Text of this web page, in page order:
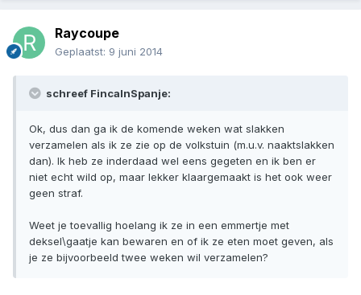
Raycoupe
Geplaatst: 9 juni 2014
schreef FincaInSpanje:
Ok, dus dan ga ik de komende weken wat slakken
verzamelen als ik ze zie op de volkstuin (m.u.v. naaktslakken
dan). Ik heb ze inderdaad wel eens gegeten en ik ben er
niet echt wild op, maar lekker klaargemaakt is het ook weer
geen straf.
Weet je toevallig hoelang ik ze in een emmertje met
deksel\gaatje kan bewaren en of ik ze eten moet geven, als
je ze bijvoorbeeld twee weken wil verzamelen?